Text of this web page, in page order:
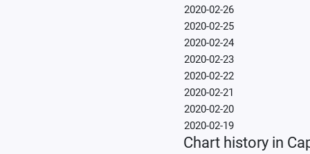
2020-02-26
2020-02-25
2020-02-24
2020-02-23
2020-02-22
2020-02-21
2020-02-20
2020-02-19
Chart history in